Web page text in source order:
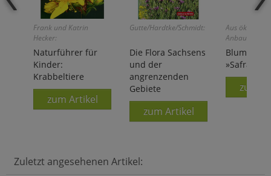
Frank und Katrin
Hecker:
Naturführer für
Kinder:
Krabbeltiere
zum Artikel
Gutte/Hardtke/Schmidt:
Die Flora Sachsens
und der
angrenzenden
Gebiete
zum Artikel
Aus
Anbau!
»Safran-
zum
Zuletzt angesehenen Artikel: